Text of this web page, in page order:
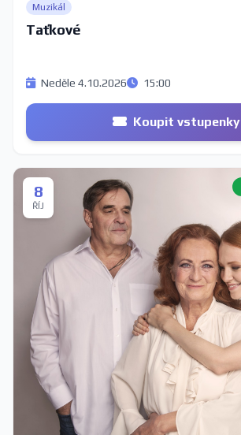
Muzikál
Taťkové
Neděle 4.10.2026 15:00
Koupit vstupenky
8
ŘÍJ